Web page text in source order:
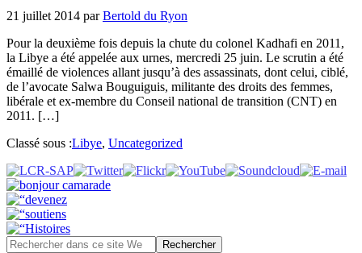
21 juillet 2014 parBertold du Ryon
Pour la deuxième fois depuis la chute du colonel Kadhafi en 2011,
la Libye a été appelée aux urnes, mercredi 25 juin. Le scrutin a été
émaillé de violences allant jusqu’à des assassinats, dont celui, ciblé,
de l’avocate Salwa Bouguiguis, militante des droits des femmes,
libérale et ex-membre du Conseil national de transition (CNT) en
2011. […]
Classé sous :Libye, Uncategorized